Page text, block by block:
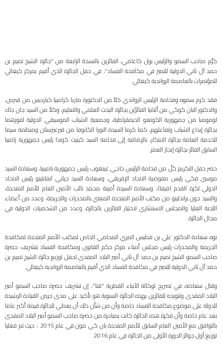
كرَّم صاحب السمو والرئيس بول كاغامي، الفائزين بالنسخة الرابعة من “جائزة الشيخ تميم بن
حمد آل ثاني الدولية للتميز في مكافحة الفساد”، في حفل الجائزة الذي أقيم بمركز كيغالي
للمؤتمرات بالعاصمة الرواندية كيغالي.
فقد كرم سموه وفخامة الرئيس الرواندي كلاً من الدكتورة ماريا كرامبيا كبارديس من قبرص،
والدكتور البان كوكي من ألبانيا الفائزَيْن بجائزة البحث العلمي والتعليم، وكلاً من السيد جان جاك
لومومبا من جمهورية الكونغو الديمقراطية، وجمعية الشباب الموسيقي الدولية لفوزهما
بجائزة إبداع الشباب وتفاعلهم، كما كرما السيدة النورا الكانوفا من قيرغيزستان ومنظمة سيما
للخدمة العامة بجائزة الابتكار، بالإضافة إلى فخامة السيد كينيث كوندا رئيس جمهورية زامبيا
السابق الفائز بجائزة إنجاز العمر.
حضر حفل التكريم كلٌ من فخامة الرئيس حاجي غينغوب رئيس جمهورية ناميبيا، وسعادة السيد
موسى فكي رئيس مفوضية الاتحاد الإفريقي، وسعادة السيد جياني انفانتينو رئيس الاتحاد
الدولي لكرة القدم (فيفا)، وسعادة السيدة أمينة محمد نائب الأمين العام للأمم المتحدة،
والسيد جون براندلينو من مكتب الأمم المتحدة المعني بالمخدرات والجريمة، وعدد من أعضاء
اللجنة العليا والمجلس الاستشاري لاختيار الفائزين بالجائزة، وعدد من الشخصيات الدولية في
مجال الجائزة.
نوه سعادة الدكتور علي بن فطيس المري المحامي الخاص لمكتب الأمم المتحدة لمكافحة
الجريمة والمخدرات رئيس مجلس أمناء مركز حكم القانون ومكافحة الفساد بتشريف حضرة
صاحب السمو الشيخ تميم بن حمد آل ثاني أمير البلاد المفدى لحفل توزيع جائزة الشيخ تميم بن
حمد آل ثاني الدولية للتميز في مكافحة الفساد الذي أقيم بالعاصمة الرواندية كيغالي.
وقال سعادته، في تصريح لوكالة الأنباء القطرية “قنا”، إن تشريف حضرة صاحب السمو أمير
البلاد المفدى وتتويجه للفائزين بهذه الجائزة السنوية هو تأكيد على مدى حرص القيادة الرشيدة
للدولة على موضوع مكافحة الفساد خاصة وأن من شأن ذلك أن يعطي للجائزة قيمة أكبر عاما
بعد عام خاصة وأن فكرة هذه الجائزة كانت بمبادرة من حضرة صاحب السمو أمير البلاد المفدى
بالتوافق مع الأمين العام السابق للأمم المتحدة بان كي مون في عام 2015 ، حيث تم فعليا
توزيع أول جوائز الدورة الأولى من الجائزة في عام 2016.